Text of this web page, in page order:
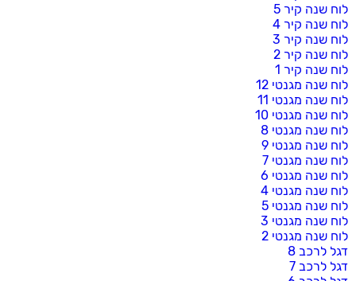
לוח שנה קיר 5
לוח שנה קיר 4
לוח שנה קיר 3
לוח שנה קיר 2
לוח שנה קיר 1
לוח שנה מגנטי 12
לוח שנה מגנטי 11
לוח שנה מגנטי 10
לוח שנה מגנטי 8
לוח שנה מגנטי 9
לוח שנה מגנטי 7
לוח שנה מגנטי 6
לוח שנה מגנטי 4
לוח שנה מגנטי 5
לוח שנה מגנטי 3
לוח שנה מגנטי 2
דגל לרכב 8
דגל לרכב 7